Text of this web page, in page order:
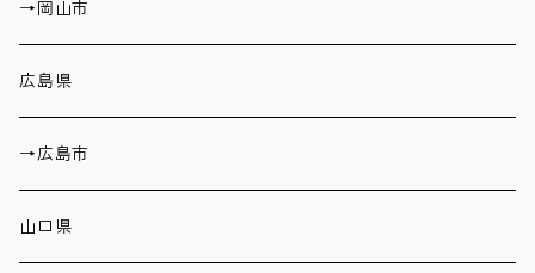
→岡山市
広島県
→広島市
山口県